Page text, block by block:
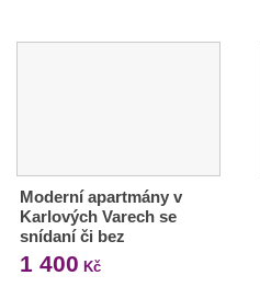
Moderní apartmány v
Karlových Varech se
snídaní či bez
1 400 Kč